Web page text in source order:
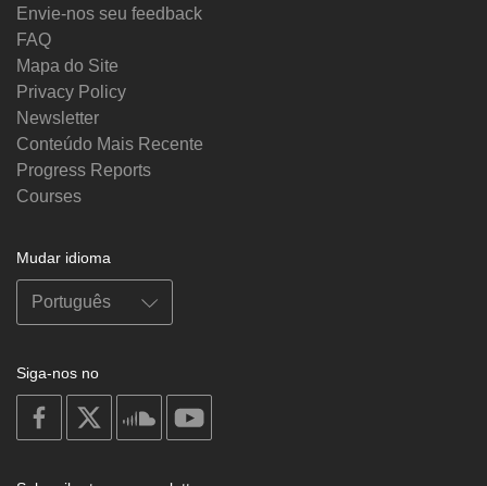
Envie-nos seu feedback
FAQ
Mapa do Site
Privacy Policy
Newsletter
Conteúdo Mais Recente
Progress Reports
Courses
Mudar idioma
Siga-nos no
on
facebook
soundcloud